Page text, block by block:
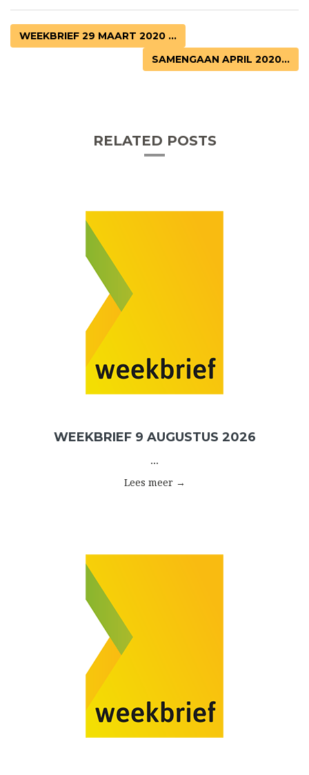
WEEKBRIEF 29 MAART 2020 ...
SAMENGAAN APRIL 2020...
RELATED POSTS
WEEKBRIEF 9 AUGUSTUS 2026
...
Lees meer →